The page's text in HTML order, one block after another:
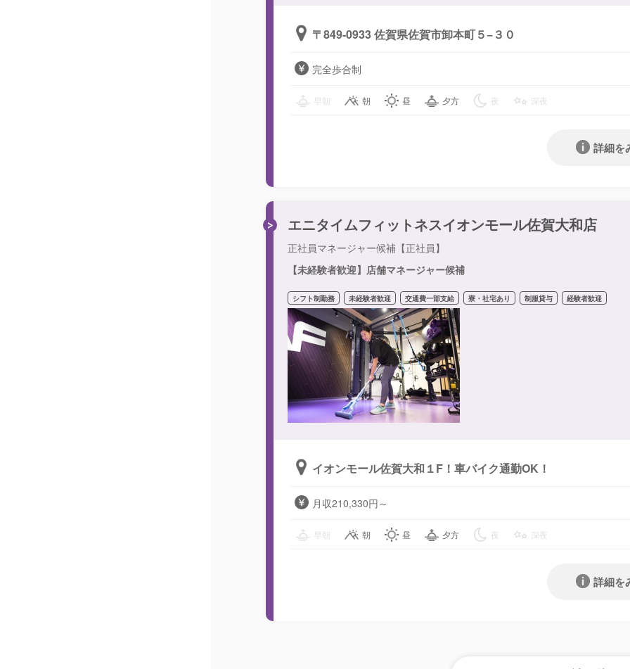
〒849-0933 佐賀県佐賀市卸本町５−３０
完全歩合制
早朝 朝 昼 夕方 夜 深夜
詳細を
エニタイムフィットネスイオンモール佐賀大和店
正社員マネージャー候補【正社員】
【未経験者歓迎】店舗マネージャー候補
シフト制勤務 未経験者歓迎 交通費一部支給 寮・社宅あり 制服貸与 経験者歓迎
イオンモール佐賀大和１F！車バイク通勤OK！
月収210,330円～
早朝 朝 昼 夕方 夜 深夜
詳細を